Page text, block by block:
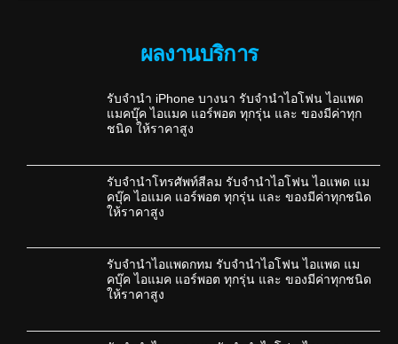
ผลงานบริการ
รับจำนำ iPhone บางนา รับจำนำไอโฟน ไอแพด
แมคบุ๊ค ไอแมค แอร์พอต ทุกรุ่น และ ของมีค่าทุก
ชนิด ให้ราคาสูง
รับจำนำโทรศัพท์สีลม รับจำนำไอโฟน ไอแพด แม
คบุ๊ค ไอแมค แอร์พอต ทุกรุ่น และ ของมีค่าทุกชนิด
ให้ราคาสูง
รับจำนำไอแพดกทม รับจำนำไอโฟน ไอแพด แม
คบุ๊ค ไอแมค แอร์พอต ทุกรุ่น และ ของมีค่าทุกชนิด
ให้ราคาสูง